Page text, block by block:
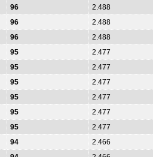
96
2.488
96
2.488
96
2.488
95
2.477
95
2.477
95
2.477
95
2.477
95
2.477
95
2.477
94
2.466